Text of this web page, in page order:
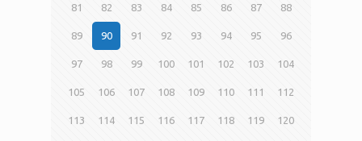
81 82 83 84 85 86 87 88
89 90 91 92 93 94 95 96
97 98 99 100 101 102 103 104
105 106 107 108 109 110 111 112
113 114 115 116 117 118 119 120